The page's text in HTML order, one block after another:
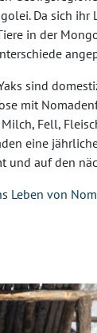
Da sich ihr
in der
sind
mit
Fell,
eine
und auf den
Leben von